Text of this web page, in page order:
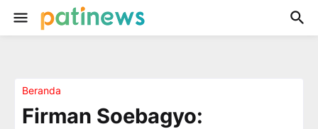
Beranda
Firman Soebagyo: